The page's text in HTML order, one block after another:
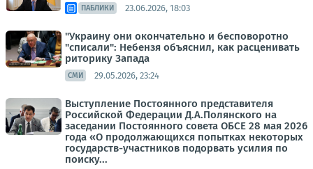
ПАБЛИКИ 23.06.2026, 18:03
"Украину они окончательно и бесповоротно
"списали": Небензя объяснил, как расценивать
риторику Запада
СМИ 29.05.2026, 23:24
Выступление Постоянного представителя
Российской Федерации Д.А.Полянского на
заседании Постоянного совета ОБСЕ 28 мая 2026
года «О продолжающихся попытках некоторых
государств-участников подорвать усилия по
поиску...